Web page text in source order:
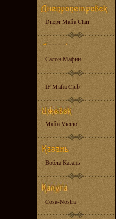
Dnepr Mafia Clan
Салон Мафии
IF Mafia Club
Mafia Vicino
Вобла Казань
Cosa-Nostra